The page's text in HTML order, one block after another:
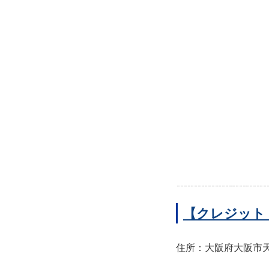
【クレジッ
住所：大阪府大阪市